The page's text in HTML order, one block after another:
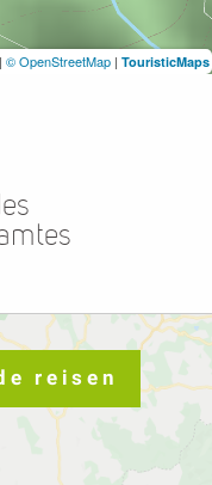
| © OpenStreetMap | TouristicMaps
reisen